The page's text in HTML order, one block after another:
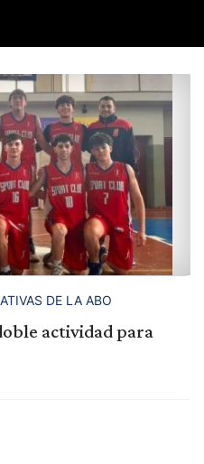
DE LA ABO
actividad para